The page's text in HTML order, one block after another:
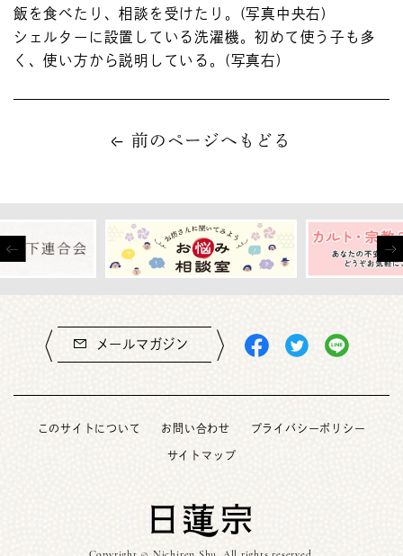
飯を食べたり、相談を受けたり。(写真中央右)
シェルターに設置している洗濯機。初めて使う子も多
く、使い方から説明している。(写真右)
前のページへもどる
メールマガジン
このサイトについて お問い合わせ プライバシーポリシー
サイトマップ